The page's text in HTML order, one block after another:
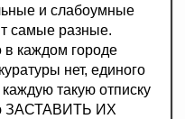
и слабоумные
самые разные.
в каждом городе
нет, единого
такую отписку
ЗАСТАВИТЬ ИХ